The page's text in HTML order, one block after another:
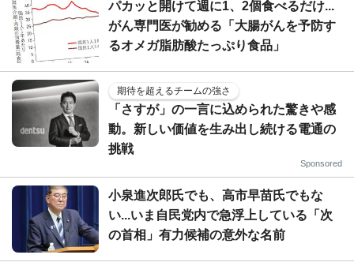
パカッと開けて週に1、2個食べるだけ...
がん専門医が勧める「大腸がんを予防す
るオメガ脂肪酸たっぷり食品」
期待を超えるチームの強さ
「さすが」の一言に込められた驚きや感
動。新しい価値を生み出し続ける電通の
挑戦
Sponsored
小泉進次郎氏でも、高市早苗氏でもな
い...いま自民党内で急浮上している「次
の首相」有力候補の意外な名前